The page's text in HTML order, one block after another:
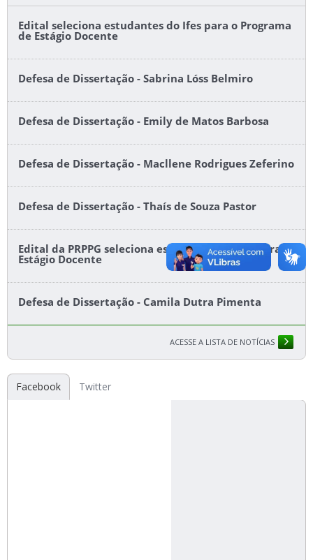
Edital seleciona estudantes do Ifes para o Programa
de Estágio Docente
Defesa de Dissertação - Sabrina Lóss Belmiro
Defesa de Dissertação - Emily de Matos Barbosa
Defesa de Dissertação - Macllene Rodrigues Zeferino
Defesa de Dissertação - Thaís de Souza Pastor
Edital da PRPPG seleciona estudantes do Ifes para
Estágio Docente
Defesa de Dissertação - Camila Dutra Pimenta
ACESSE A LISTA DE NOTÍCIAS
Facebook Twitter